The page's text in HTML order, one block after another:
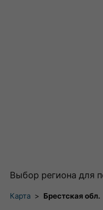
Выбор региона для
Карта > Брестская обл.